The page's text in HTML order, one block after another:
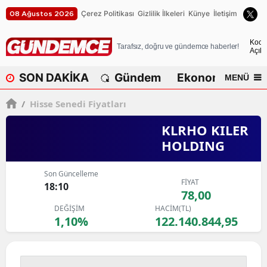
08 Ağustos 2026 Çerez Politikası Gizlilik İlkeleri Künye İletişim
Tarafsız, doğru ve gündemce haberler!
Açık
SON DAKİKA Gündem Ekonomi MENÜ
/ Hisse Senedi Fiyatları
KLRHO KILER
HOLDING
Son Güncelleme
18:10 FİYAT
78,00
DEĞİŞİM
1,10%
HACİM(TL)
122.140.844,95